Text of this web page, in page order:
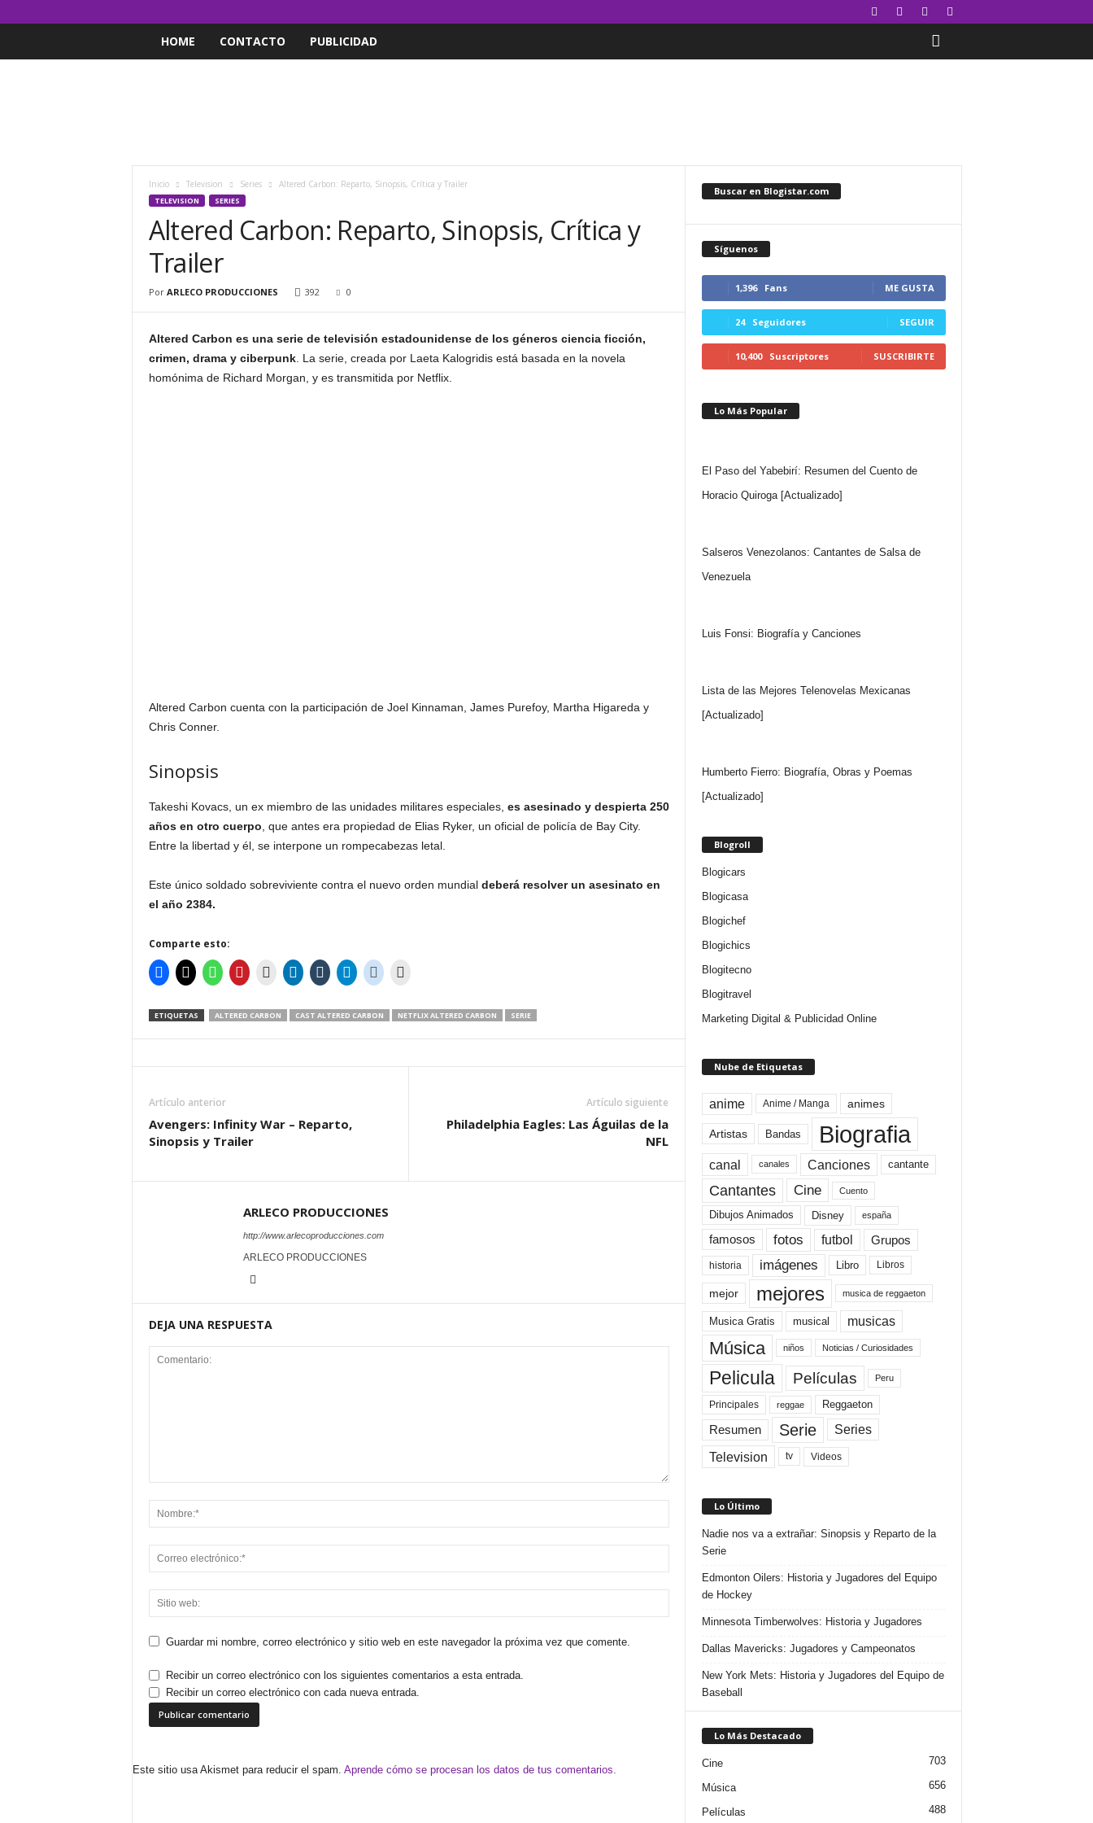
HOME CONTACTO PUBLICIDAD
Inicio Television Series Altered Carbon: Reparto, Sinopsis, Crítica y Trailer
TELEVISION SERIES
Altered Carbon: Reparto, Sinopsis, Crítica y
Trailer
Por ARLECO PRODUCCIONES 392 0
Altered Carbon es una serie de televisión estadounidense de los géneros ciencia ficción,
crimen, drama y ciberpunk. La serie, creada por Laeta Kalogridis está basada en la novela
homónima de Richard Morgan, y es transmitida por Netflix.
Altered Carbon cuenta con la participación de Joel Kinnaman, James Purefoy, Martha Higareda y
Chris Conner.
Sinopsis
Takeshi Kovacs, un ex miembro de las unidades militares especiales, es asesinado y despierta 250
años en otro cuerpo , que antes era propiedad de Elias Ryker, un oficial de policía de Bay City.
Entre la libertad y él, se interpone un rompecabezas letal.
Este único soldado sobreviviente contra el nuevo orden mundial deberá resolver un asesinato en
el año 2384.
Comparte esto:
ETIQUETAS ALTERED CARBON CAST ALTERED CARBON NETFLIX ALTERED CARBON SERIE
Artículo anterior
Avengers: Infinity War – Reparto,
Sinopsis y Trailer
Artículo siguiente
Philadelphia Eagles: Las Águilas de la
NFL
ARLECO PRODUCCIONES
http://www.arlecoproducciones.com
ARLECO PRODUCCIONES
DEJA UNA RESPUESTA
Guardar mi nombre, correo electrónico y sitio web en este navegador la próxima vez que comente.
Recibir un correo electrónico con los siguientes comentarios a esta entrada.
Recibir un correo electrónico con cada nueva entrada.
Este sitio usa Akismet para reducir el spam. Aprende cómo se procesan los datos de tus comentarios.
Buscar en Blogistar.com
Síguenos
1,396 Fans ME GUSTA
24 Seguidores SEGUIR
10,400 Suscriptores SUSCRIBIRTE
Lo Más Popular
El Paso del Yabebirí: Resumen del Cuento de
Horacio Quiroga [Actualizado]
Salseros Venezolanos: Cantantes de Salsa de
Venezuela
Luis Fonsi: Biografía y Canciones
Lista de las Mejores Telenovelas Mexicanas
[Actualizado]
Humberto Fierro: Biografía, Obras y Poemas
[Actualizado]
Blogroll
Blogicars
Blogicasa
Blogichef
Blogichics
Blogitecno
Blogitravel
Marketing Digital & Publicidad Online
Nube de Etiquetas
anime Anime / Manga animes
Artistas Bandas Biografia
canal canales Canciones cantante
Cantantes Cine Cuento
Dibujos Animados Disney españa
famosos fotos futbol Grupos
historia imágenes Libro Libros
mejor mejores musica de reggaeton
Musica Gratis musical musicas
Música niños Noticias / Curiosidades
Pelicula Películas Peru
Principales reggae Reggaeton
Resumen Serie Series
Television tv Videos
Lo Último
Nadie nos va a extrañar: Sinopsis y Reparto de la
Serie
Edmonton Oilers: Historia y Jugadores del Equipo
de Hockey
Minnesota Timberwolves: Historia y Jugadores
Dallas Mavericks: Jugadores y Campeonatos
New York Mets: Historia y Jugadores del Equipo de
Baseball
Lo Más Destacado
Cine 703
Música 656
Películas 488